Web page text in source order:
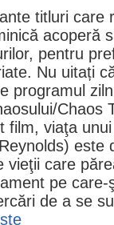
titluri care
acoperă
pentru
Nu uitați
programul
/Chaos
film, viaţa
) este
vieţii care
pe
de a se